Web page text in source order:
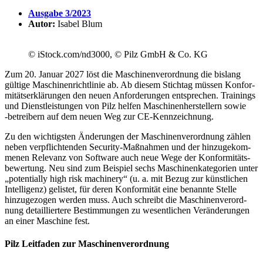
Ausgabe 3/2023
Autor: Isabel Blum
© iStock.com/nd3000, © Pilz GmbH & Co. KG
Zum 20. Januar 2027 löst die Maschi­nen­ver­ord­nung die bislang
gültige Maschi­nen­richt­linie ab. Ab diesem Stichtag müssen Konfor­
mi­täts­er­klä­rungen den neuen Anfor­de­rungen entspre­chen. Trai­nings
und Dienst­leis­tungen von Pilz helfen Maschi­nen­her­stel­lern sowie
‑betrei­bern auf dem neuen Weg zur CE-Kenn­zeich­nung.
Zu den wich­tigsten Ände­rungen der Maschi­nen­ver­ord­nung zählen
neben verpflich­tenden Security-Maßnahmen und der hinzu­ge­kom­
menen Rele­vanz von Soft­ware auch neue Wege der Konfor­mi­täts­
be­wer­tung. Neu sind zum Beispiel sechs Maschi­nen­ka­te­go­rien unter
„poten­ti­ally high risk machi­nery“ (u. a. mit Bezug zur künst­li­chen
Intel­li­genz) gelistet, für deren Konfor­mität eine benannte Stelle
hinzu­ge­zogen werden muss. Auch schreibt die Maschi­nen­ver­ord­
nung detail­lier­tere Bestim­mungen zu wesent­li­chen Verän­de­rungen
an einer Maschine fest.
Pilz Leit­faden zur Maschi­nen­ver­ord­nung